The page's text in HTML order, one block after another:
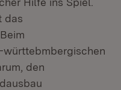
das
württebmbergischen
den